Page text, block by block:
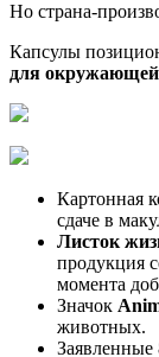
Но страна-
Капсулы
для
Картонная
сдаче в
Листок
продукция
момента
Значок
животных.
Заявленные